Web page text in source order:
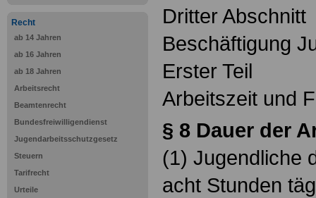
Recht
ab 14 Jahren
ab 16 Jahren
ab 18 Jahren
Arbeitsrecht
Beamtenrecht
Bundesfreiwilligendienst
Jugendarbeitsschutzgesetz
Steuern
Tarifrecht
Urteile
Dritter Abschnitt
Beschäftigung
Erster Teil
Arbeitszeit und
§ 8 Dauer der
(1) Jugendliche
acht Stunden